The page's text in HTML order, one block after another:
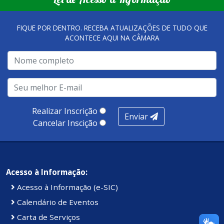
qualidade dos atendimentos prestados nesses espaços.
A metodologia de avaliação se concentra em 7 pilares:
qualidade no atendimento remoto, gestão, oferta /
realização de soluções, ambiente de negócios,
infraestrutura, presença digital e cobertura e
produtividade. Somados, todos as categorias totalizam
Kennedy.
FIQUE POR DENTRO. RECEBA ATUALIZAÇÕES DE TUDO QUE
ACONTECE AQUI NA CÂMARA
Realizar Inscrição
Cancelar Inscição
Enviar
Acesso à Informação:
Acesso à Informação (e-SIC)
Calendário de Eventos
Carta de Serviços